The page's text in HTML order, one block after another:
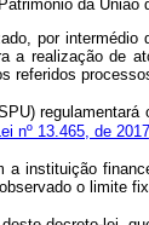
da
por
a realização de
referidos
nº 13.465, de
instituição
o